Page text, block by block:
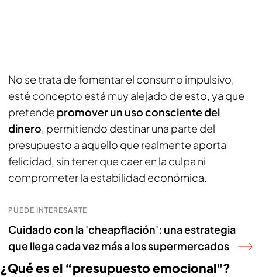
No se trata de fomentar el consumo impulsivo,
esté concepto está muy alejado de esto, ya que
pretende promover un uso consciente del
dinero, permitiendo destinar una parte del
presupuesto a aquello que realmente aporta
felicidad, sin tener que caer en la culpa ni
comprometer la estabilidad económica.
PUEDE INTERESARTE
Cuidado con la 'cheapflación': una estrategia
que llega cada vez más a los supermercados
¿Qué es el “presupuesto emocional"?